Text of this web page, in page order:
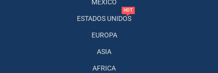
MÉXICO
ESTADOS UNIDOS
HOT
EUROPA
ASIA
AFRICA